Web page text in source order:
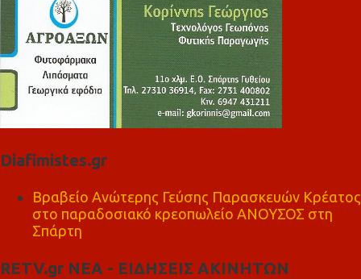
Diafimistes.gr
Βραβείο Ανώτερης Γεύσης Παρασκευών Κρέατος
στο παραδοσιακό κρεοπωλείο ΑΝΟΥΣΟΣ στη
Σπάρτη
RETV.gr ΝΕΑ - ΕΙΔΗΣΕΙΣ ΑΚΙΝΗΤΩΝ